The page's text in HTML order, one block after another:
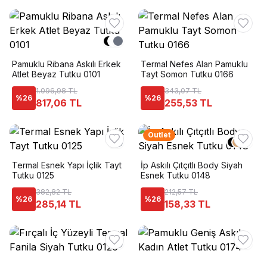
Pamuklu Ribana Askılı Erkek
Atlet Beyaz Tutku 0101
%26
1.096,98 TL
817,06 TL
Termal Nefes Alan Pamuklu
Tayt Somon Tutku 0166
%26
343,07 TL
255,53 TL
Termal Esnek Yapı İçlik Tayt
Tutku 0125
%26
382,82 TL
285,14 TL
Outlet
+
İp Askılı Çıtçıtlı Body Siyah
Esnek Tutku 0148
%26
212,57 TL
158,33 TL